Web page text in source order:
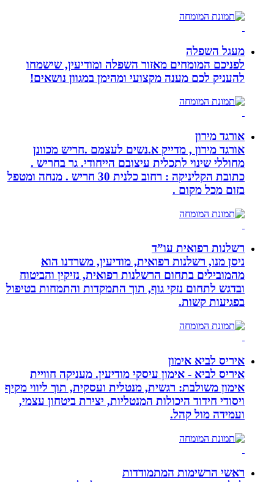
מעגל השפלה
לפניכם המומחים מאזור השפלה ומודיעין, שישמחו
להעניק לכם מענה מקצועי ומהימן במגוון נושאים!
אורגד מירון
אורגד מירון , מדייק א.נשים לעצמם .חריש מכוונן
מחוללי שינוי לתכלית עיצובם הייחודי. גר בחריש .
כתובת הקליניקה : רחוב כלנית 30 חריש . מנחה ומטפל
בזום מכל מקום .
רשלנות רפואית עו”ד
ניסן מנו, רשלנות רפואית, מודיעין, משרדנו הוא
מהמובילים בתחום הרשלנות רפואית, נזיקין והביטוח
ובדגש לתחום נזקי גוף, תוך התמקדות והתמחות בטיפול
בפגיעות קשות.
איריס לביא אימון
איריס לביא - אימון עיסקי מודיעין. מעניקה חוויית
אימון משולבת: רגשית, מנטלית ועסקית, תוך ליווי מקיף
ויסודי חידוד היכולות המנטליות, יצירת ביטחון עצמי,
ועמידה מול קהל.
ראשי הרשימות המתמודדות